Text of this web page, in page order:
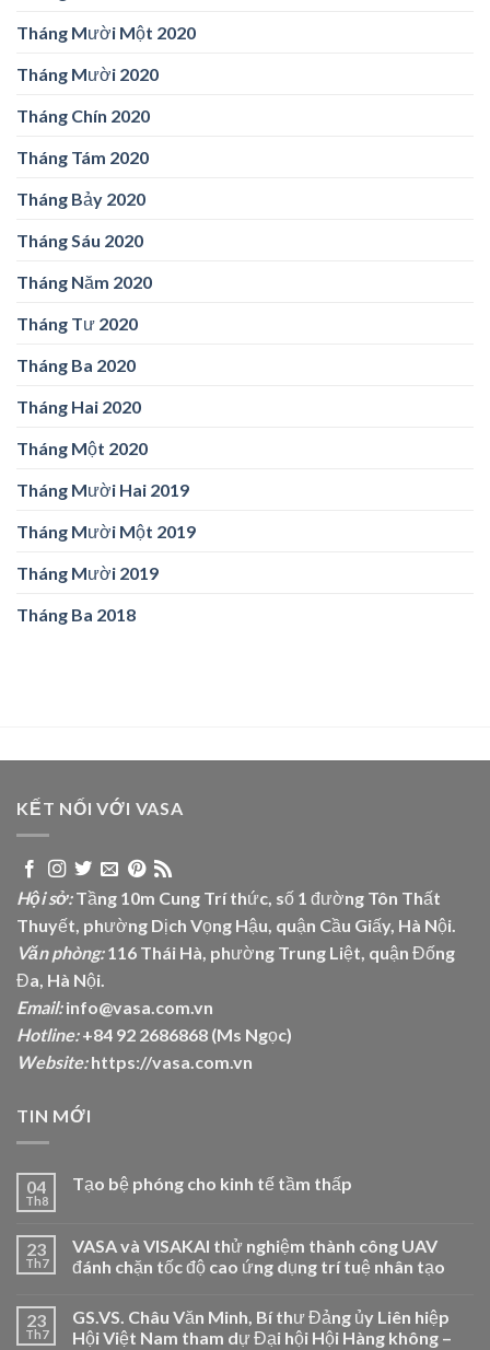
Tháng Mười Một 2020
Tháng Mười 2020
Tháng Chín 2020
Tháng Tám 2020
Tháng Bảy 2020
Tháng Sáu 2020
Tháng Năm 2020
Tháng Tư 2020
Tháng Ba 2020
Tháng Hai 2020
Tháng Một 2020
Tháng Mười Hai 2019
Tháng Mười Một 2019
Tháng Mười 2019
Tháng Ba 2018
KẾT NỐI VỚI VASA
Hội sở:Tầng 10m Cung Trí thức, số 1 đường Tôn Thất
Thuyết, phường Dịch Vọng Hậu, quận Cầu Giấy, Hà Nội.
Văn phòng:116 Thái Hà, phường Trung Liệt, quận Đống
Đa, Hà Nội.
Email:info@vasa.com.vn
Hotline:+84 92 2686868 (Ms Ngọc)
Website: https://vasa.com.vn
TIN MỚI
04
Th8
Tạo bệ phóng cho kinh tế tầm thấp
23
Th7
VASA và VISAKAI thử nghiệm thành công UAV
đánh chặn tốc độ cao ứng dụng trí tuệ nhân tạo
23
Th7
GS.VS. Châu Văn Minh, Bí thư Đảng ủy Liên hiệp
Hội Việt Nam tham dự Đại hội Hội Hàng không –